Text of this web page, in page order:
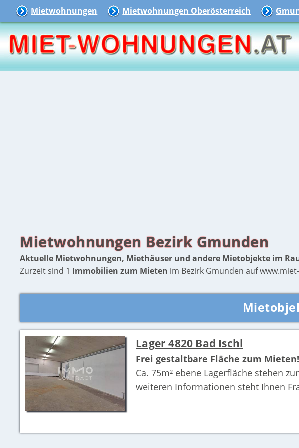
Mietwohnungen Mietwohnungen Oberösterreich
Mietwohnungen Bezirk Gmunden
Aktuelle Mietwohnungen, Miethäuser und andere Mietobjekte im
Zurzeit sind 1 Immobilien zum Mieten im Bezirk Gmunden auf
Lager 4820 Bad Ischl
Frei gestaltbare Fläche zum Mieten!
Ca. 75m² ebene Lagerfläche stehen
weiteren Informationen steht Ihnen